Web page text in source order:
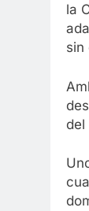
la
sin
del